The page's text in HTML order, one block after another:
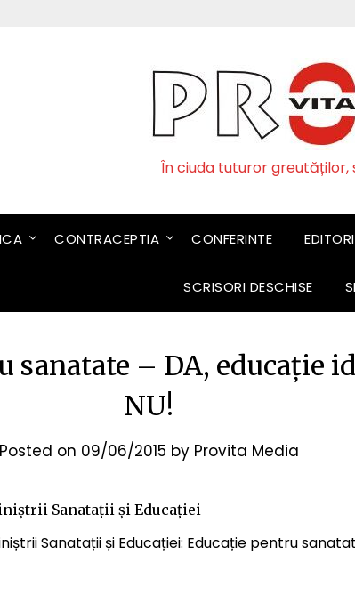
În ciuda tuturor greutăților,
CONTRACEPTIA CONFERINTE
SCRISORI DESCHISE
sanatate – DA, educație
NU!
Posted on 09/06/2015 by Provita Media
Sanatații și Educației
Sanatații și Educației: Educație pentru